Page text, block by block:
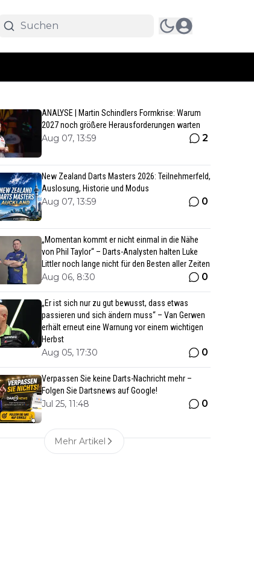
ANALYSE | Martin Schindlers Formkrise: Warum
2027 noch größere Herausforderungen warten
Aug 07, 13:59 2
New Zealand Darts Masters 2026: Teilnehmerfeld,
Auslosung, Historie und Modus
Aug 07, 13:59 0
„Momentan kommt er nicht einmal in die Nähe
von Phil Taylor“ – Darts-Analysten halten Luke
Littler noch lange nicht für den Besten aller Zeiten
Aug 06, 8:30 0
„Er ist sich nur zu gut bewusst, dass etwas
passieren und sich ändern muss“ – Van Gerwen
erhält erneut eine Warnung vor einem wichtigen
Herbst
Aug 05, 17:30 0
Verpassen Sie keine Darts-Nachricht mehr –
Folgen Sie Dartsnews auf Google!
Jul 25, 11:48 0
Mehr Artikel